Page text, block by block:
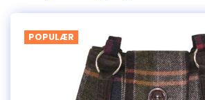
POPULÆR